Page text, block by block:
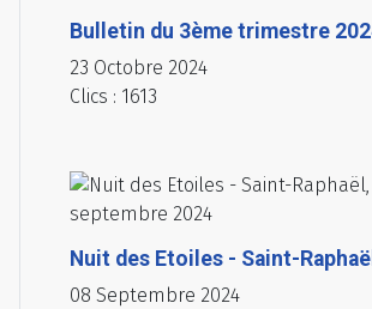
Bulletin du 3ème trimestre
23 Octobre 2024
Clics : 1613
Nuit des Etoiles - Saint-
08 Septembre 2024